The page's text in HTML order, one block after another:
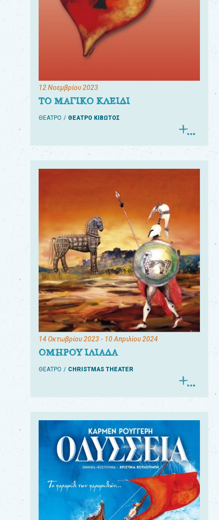
12 Νοεμβρίου 2023
ΤΟ ΜΑΓΙΚΟ ΚΛΕΙΔΙ
ΘΕΑΤΡΟ ΘΕΑΤΡΟ ΚΙΒΩΤΟΣ
14 Οκτωβρίου 2023- 10 Απριλίου 2024
ΟΜΗΡΟΥ ΙΛΙΑΔΑ
ΘΕΑΤΡΟ CHRISTMAS THEATER